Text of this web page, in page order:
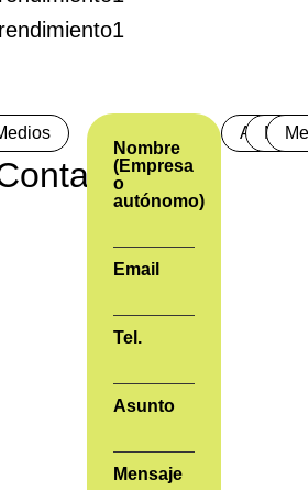
Nombre
(Empresa
o
autónomo)
Email
Tel.
Asunto
Mensaje